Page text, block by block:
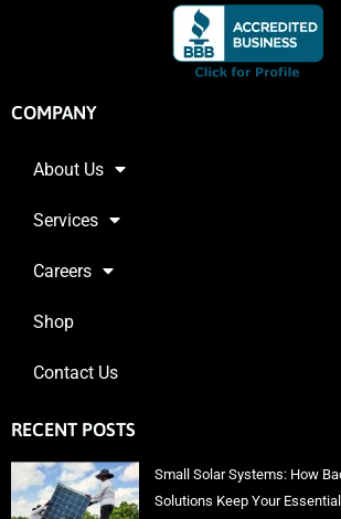
COMPANY
About Us
Services
Careers
Shop
Contact Us
RECENT POSTS
Small Solar Systems: How
Solutions Keep Your